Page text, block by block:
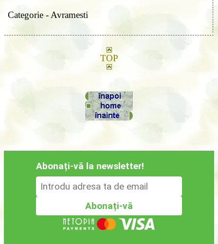
Categorie - Avramesti
TOP
Abonați-vă la newsletter!